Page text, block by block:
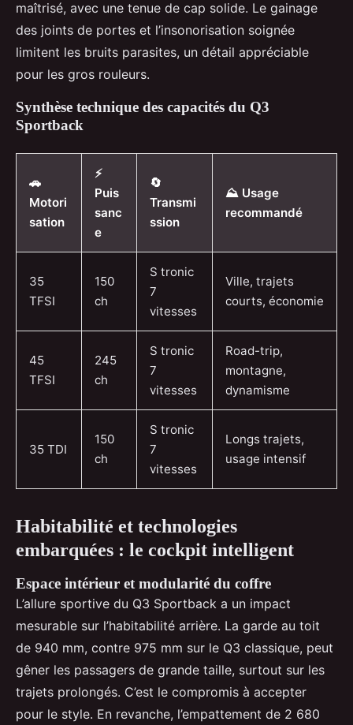
maîtrisé, avec une tenue de cap solide. Le gainage
des joints de portes et l’insonorisation soignée
limitent les bruits parasites, un détail appréciable
pour les gros rouleurs.
Synthèse technique des capacités du Q3
Sportback
🚗
Motori
sation
⚡
Puis
sanc
e
🔄
Transmi
ssion
⛰️ Usage
recommandé
35
TFSI
150
ch
S tronic
7
vitesses
Ville, trajets
courts, économie
45
TFSI
245
ch
S tronic
7
vitesses
Road-trip,
montagne,
dynamisme
35 TDI
150
ch
S tronic
7
vitesses
Longs trajets,
usage intensif
Habitabilité et technologies
embarquées : le cockpit intelligent
Espace intérieur et modularité du coffre
L’allure sportive du Q3 Sportback a un impact
mesurable sur l’habitabilité arrière. La garde au toit
de 940 mm, contre 975 mm sur le Q3 classique, peut
gêner les passagers de grande taille, surtout sur les
trajets prolongés. C’est le compromis à accepter
pour le style. En revanche, l’empattement de 2 680